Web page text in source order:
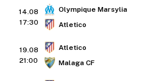
14.08
17:30
Olympique Marsylia
Atletico
19.08
21:00
Atletico
Malaga CF